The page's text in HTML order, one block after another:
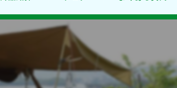
品紹介
検・メンテナンス